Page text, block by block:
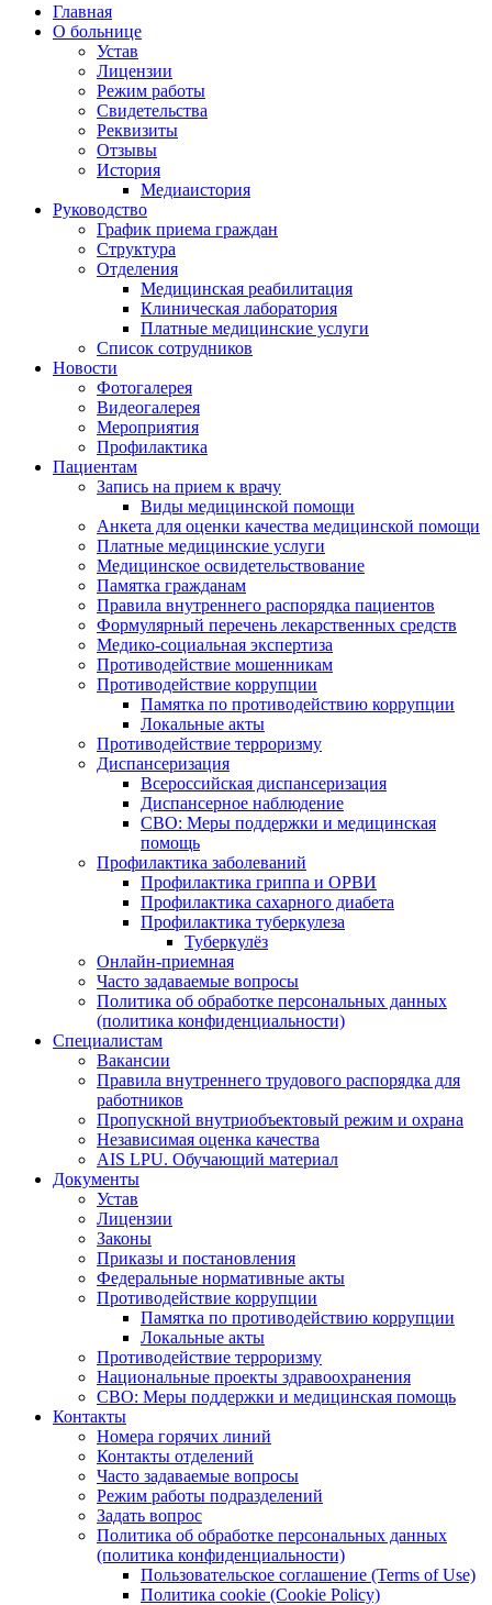
Главная
О больнице
Устав
Лицензии
Режим работы
Свидетельства
Реквизиты
Отзывы
История
Медиаистория
Руководство
График приема граждан
Структура
Отделения
Медицинская реабилитация
Клиническая лаборатория
Платные медицинские услуги
Список сотрудников
Новости
Фотогалерея
Видеогалерея
Мероприятия
Профилактика
Пациентам
Запись на прием к врачу
Виды медицинской помощи
Анкета для оценки качества медицинской помощи
Платные медицинские услуги
Медицинское освидетельствование
Памятка гражданам
Правила внутреннего распорядка пациентов
Формулярный перечень лекарственных средств
Медико-социальная экспертиза
Противодействие мошенникам
Противодействие коррупции
Памятка по противодействию коррупции
Локальные акты
Противодействие терроризму
Диспансеризация
Всероссийская диспансеризация
Диспансерное наблюдение
СВО: Меры поддержки и медицинская
помощь
Профилактика заболеваний
Профилактика гриппа и ОРВИ
Профилактика сахарного диабета
Профилактика туберкулеза
Туберкулёз
Онлайн-приемная
Часто задаваемые вопросы
Политика об обработке персональных данных
(политика конфиденциальности)
Специалистам
Вакансии
Правила внутреннего трудового распорядка для
работников
Пропускной внутриобъектовый режим и охрана
Независимая оценка качества
AIS LPU. Обучающий материал
Документы
Устав
Лицензии
Законы
Приказы и постановления
Федеральные нормативные акты
Противодействие коррупции
Памятка по противодействию коррупции
Локальные акты
Противодействие терроризму
Национальные проекты здравоохранения
СВО: Меры поддержки и медицинская помощь
Контакты
Номера горячих линий
Контакты отделений
Часто задаваемые вопросы
Режим работы подразделений
Задать вопрос
Политика об обработке персональных данных
(политика конфиденциальности)
Пользовательское соглашение (Terms of Use)
Политика cookie (Cookie Policy)